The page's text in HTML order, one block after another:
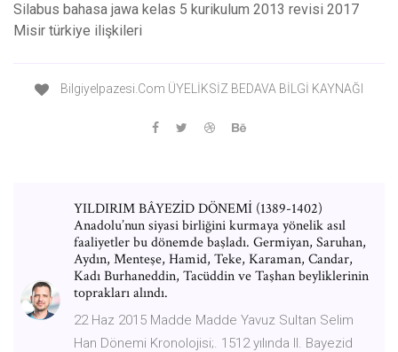
Silabus bahasa jawa kelas 5 kurikulum 2013 revisi 2017
Misir türkiye ilişkileri
Bilgiyelpazesi.Com ÜYELİKSİZ BEDAVA BİLGİ KAYNAĞI
YILDIRIM BÂYEZİD DÖNEMİ (1389-1402)
Anadolu’nun siyasi birliğini kurmaya yönelik asıl
faaliyetler bu dönemde başladı. Germiyan, Saruhan,
Aydın, Menteşe, Hamid, Teke, Karaman, Candar,
Kadı Burhaneddin, Tacüddin ve Taşhan beyliklerinin
toprakları alındı.
22 Haz 2015 Madde Madde Yavuz Sultan Selim
Han Dönemi Kronolojisi;. 1512 yılında II. Bayezid